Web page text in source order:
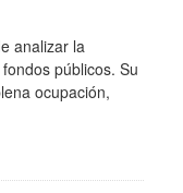
analizar la
públicos. Su
ocupación,